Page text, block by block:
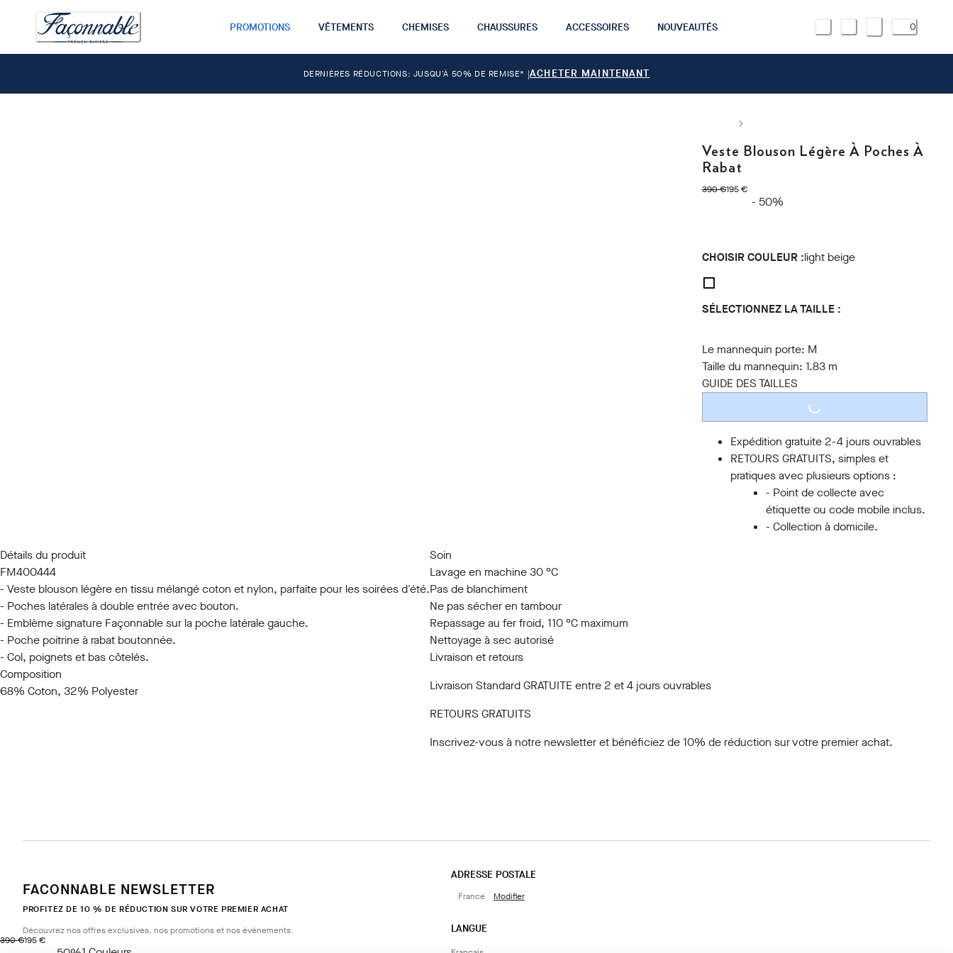
PROMOTIONS VÊTEMENTS CHEMISES CHAUSSURES ACCESSOIRES NOUVEAUTÉS 0
DERNIÈRES RÉDUCTIONS: JUSQU'À 50% DE REMISE* |ACHETER MAINTENANT
Veste Blouson Légère À Poches À
Rabat
390 €
original price 390 €
195 €
current price 195 €
- 50%
CHOISIR COULEUR :light beige
SÉLECTIONNEZ LA TAILLE :
Le mannequin porte: M
Taille du mannequin:1.83 m
GUIDE DES TAILLES
LOADING...
Expédition gratuite 2-4 jours ouvrables
RETOURS GRATUITS, simples et
pratiques avec plusieurs options :
- Point de collecte avec
étiquette ou code mobile inclus.
- Collection à domicile.
Détails du produit
FM400444
- Veste blouson légère en tissu mélangé coton et nylon, parfaite pour les soirées d'été.
- Poches latérales à double entrée avec bouton.
- Emblème signature Façonnable sur la poche latérale gauche.
- Poche poitrine à rabat boutonnée.
- Col, poignets et bas côtelés.
Composition
68% Coton, 32% Polyester
Soin
Lavage en machine 30 °C
Pas de blanchiment
Ne pas sécher en tambour
Repassage au fer froid, 110 °C maximum
Nettoyage à sec autorisé
Livraison et retours
Livraison Standard GRATUITE entre 2 et 4 jours ouvrables
RETOURS GRATUITS
Inscrivez-vous à notre newsletteret bénéficiez de 10% de réduction sur votre premier achat.
390 €
original price 390 €
195 €
current price 195 €
FACONNABLE NEWSLETTER
PROFITEZ DE 10 % DE RÉDUCTION SUR VOTRE PREMIER ACHAT
Découvrez nos offres exclusives, nos promotions et nos évènements.
ADRESSE POSTALE
France Modifier
LANGUE